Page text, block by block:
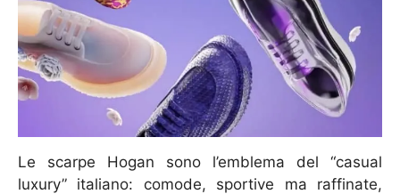
Le scarpe Hogan sono l’emblema del “casual
luxury” italiano: comode, sportive ma raffinate,